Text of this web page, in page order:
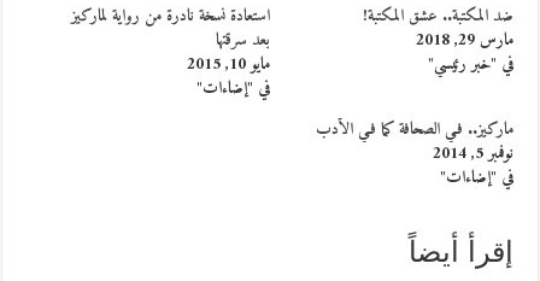
ضد المكتبة.. عشق المكتبة!
مارس 29, 2018
في "خبر رئيسي"
استعادة نسخة نادرة من رواية لماركيز
بعد سرقتها
مايو 10, 2015
في "إضاءات"
ماركيز.. فـي الصحافة كما فـي الأدب
نوفمبر 5, 2014
في "إضاءات"
إقرأ أيضاً